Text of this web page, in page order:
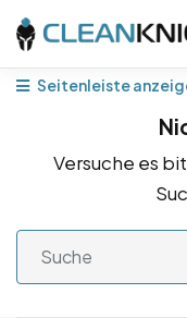
Seitenleiste
Versuche es